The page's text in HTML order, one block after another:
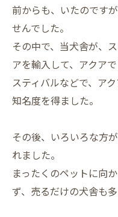
前からも、いたのです
せんでした。
その中で、当犬舎が、
アを輸入して、アクア
スティバルなどで、ア
知名度を得ました。
その後、いろいろな方
れました。
まったくのペットに向
ず、売るだけの犬舎も多